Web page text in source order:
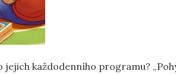
každodenního programu?